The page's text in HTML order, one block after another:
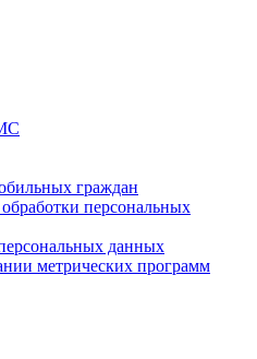
граждан
персональных
данных
метрических программ